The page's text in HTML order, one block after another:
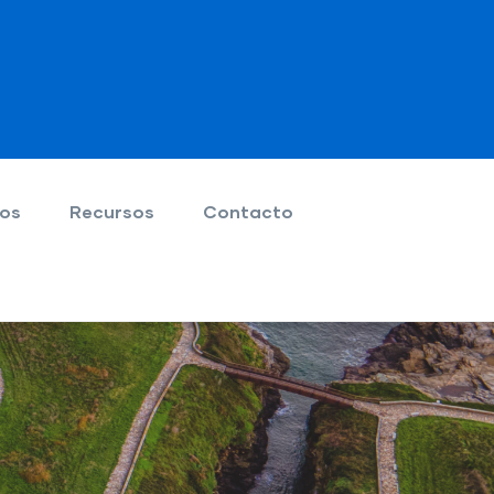
Recursos Contacto